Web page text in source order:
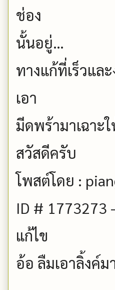
ช่อง
นั้นอยู่…
ทางแก้ที่เร็วแล
เอา
มีดพร้ามาเฉาะ
สวัสดีครับ
โพสต์โดย :
ID # 1773273
แก้ไข
อ้อ ลืมเอาลิ้งค์